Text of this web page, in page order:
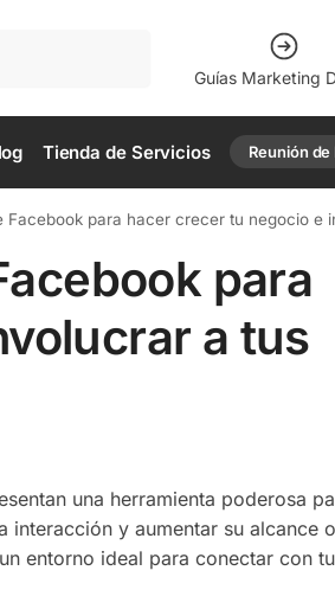
Guías Marketing
Tienda de Servicios Reunión de
Facebook para hacer crecer tu negocio e
para
a tus
una herramienta poderosa
interacción y aumentar su alcance
entorno ideal para conectar con